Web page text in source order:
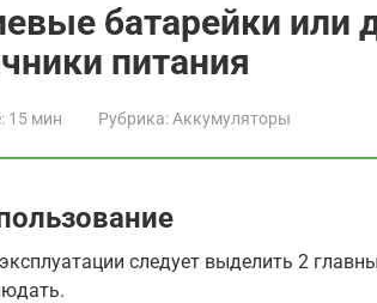
батарейки или
питания
15 мин Рубрика: Аккумуляторы
следует выделить 2